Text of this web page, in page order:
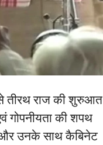
तीरथ राज की शुरुआत
गोपनीयता की शपथ
और उनके साथ कैबिनेट